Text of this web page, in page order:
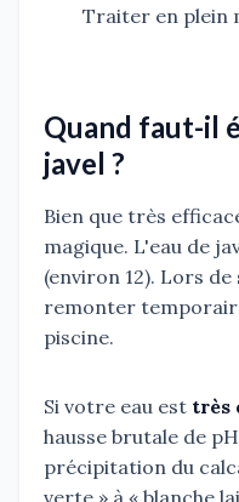
Traiter en plein
Quand faut-il
javel ?
Bien que très
magique. L'eau de
(environ 12). Lors
remonter
piscine.
Si votre eau est très
hausse brutale de
précipitation du